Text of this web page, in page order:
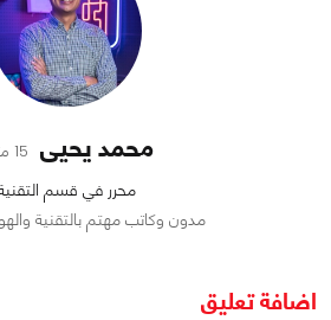
محمد يحيى 15 متابع
محرر في قسم
مدون وكاتب مهتم بالتقنية
اضافة تعليق